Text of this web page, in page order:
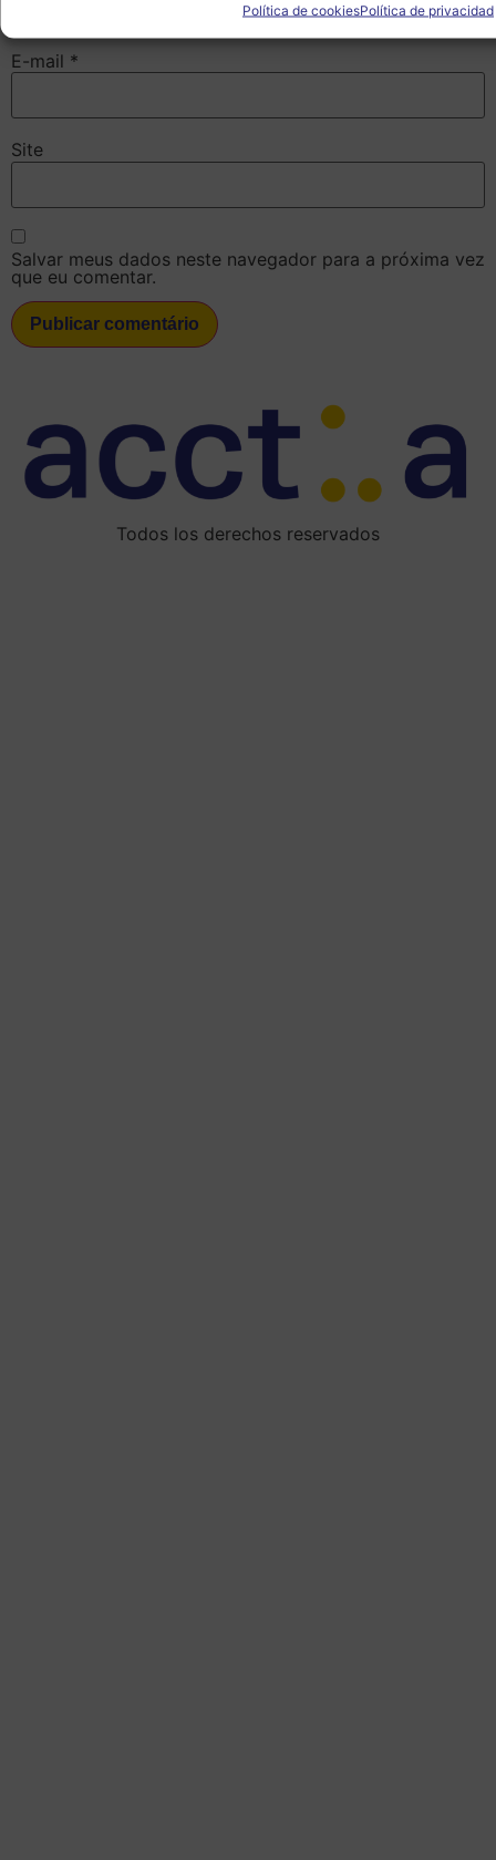
Política de cookiesPolítica de privacidad
E-mail *
Site
Salvar meus dados neste navegador para a próxima vez
que eu comentar.
submit
Todos los derechos reservados